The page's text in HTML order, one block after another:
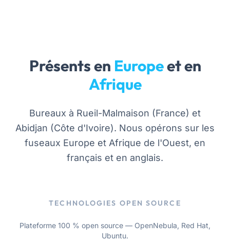
Présents en Europeet en
Afrique
Bureaux à Rueil-Malmaison (France) et
Abidjan (Côte d'Ivoire). Nous opérons sur les
fuseaux Europe et Afrique de l'Ouest, en
français et en anglais.
TECHNOLOGIES OPEN SOURCE
Plateforme 100 % open source — OpenNebula, Red Hat,
Ubuntu.